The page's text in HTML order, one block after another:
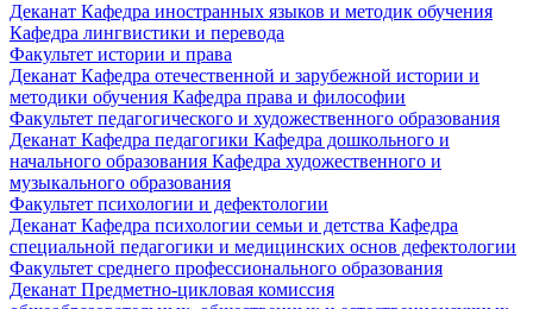
Деканат Кафедра иностранных языков и методик обучения
Кафедра лингвистики и перевода
Факультет истории и права
Деканат Кафедра отечественной и зарубежной истории и
методики обучения Кафедра права и философии
Факультет педагогического и художественного образования
Деканат Кафедра педагогики Кафедра дошкольного и
начального образования Кафедра художественного и
музыкального образования
Факультет психологии и дефектологии
Деканат Кафедра психологии семьи и детства Кафедра
специальной педагогики и медицинских основ дефектологии
Факультет среднего профессионального образования
Деканат Предметно-цикловая комиссия